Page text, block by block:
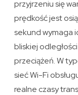
przyjrzeniu się
prędkość jest
sekund wymaga
bliskiej
przeciążeń. W
sieć Wi-Fi
realne czasy